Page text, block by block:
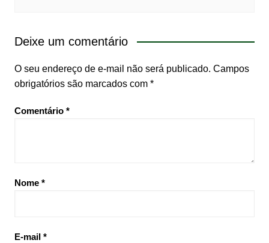
Deixe um comentário
O seu endereço de e-mail não será publicado. Campos
obrigatórios são marcados com *
Comentário *
Nome *
E-mail *